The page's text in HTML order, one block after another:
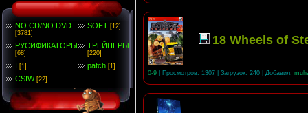
NO CD/NO DVD
[3781]
SOFT [12]
РУСИФИКАТОРЫ
[68]
ТРЕЙНЕРЫ
[220]
I [1] patch [1]
CSIW [22]
18 Wheels of
0-9 | Просмотров: 1307 | Загрузок: 240 | Добавил: